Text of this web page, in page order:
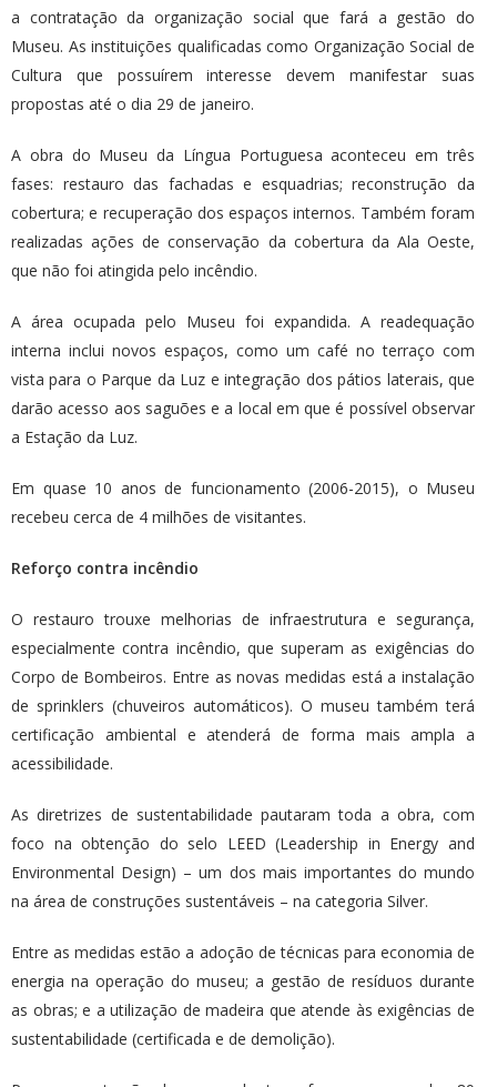
a contratação da organização social que fará a gestão do
Museu. As instituições qualificadas como Organização Social de
Cultura que possuírem interesse devem manifestar suas
propostas até o dia 29 de janeiro.
A obra do Museu da Língua Portuguesa aconteceu em três
fases: restauro das fachadas e esquadrias; reconstrução da
cobertura; e recuperação dos espaços internos. Também foram
realizadas ações de conservação da cobertura da Ala Oeste,
que não foi atingida pelo incêndio.
A área ocupada pelo Museu foi expandida. A readequação
interna inclui novos espaços, como um café no terraço com
vista para o Parque da Luz e integração dos pátios laterais, que
darão acesso aos saguões e a local em que é possível observar
a Estação da Luz.
Em quase 10 anos de funcionamento (2006-2015), o Museu
recebeu cerca de 4 milhões de visitantes.
Reforço contra incêndio
O restauro trouxe melhorias de infraestrutura e segurança,
especialmente contra incêndio, que superam as exigências do
Corpo de Bombeiros. Entre as novas medidas está a instalação
de sprinklers (chuveiros automáticos). O museu também terá
certificação ambiental e atenderá de forma mais ampla a
acessibilidade.
As diretrizes de sustentabilidade pautaram toda a obra, com
foco na obtenção do selo LEED (Leadership in Energy and
Environmental Design) – um dos mais importantes do mundo
na área de construções sustentáveis – na categoria Silver.
Entre as medidas estão a adoção de técnicas para economia de
energia na operação do museu; a gestão de resíduos durante
as obras; e a utilização de madeira que atende às exigências de
sustentabilidade (certificada e de demolição).